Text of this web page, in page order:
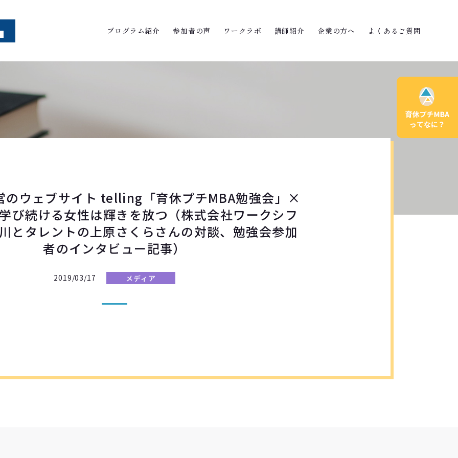
プログラム紹介 参加者の声 ワークラボ 講師紹介 企業の方へ よくあるご質問
のウェブサイト telling「育休プチMBA勉強会」×
び続ける女性は輝きを放つ（株式会社ワークシフ
とタレントの上原さくらさんの対談、勉強会参加
者のインタビュー記事）
2019/03/17 メディア